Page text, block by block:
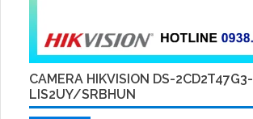
CAMERA HIKVISION DS-2CD2T47G3-
LIS2UY/SRBHUN